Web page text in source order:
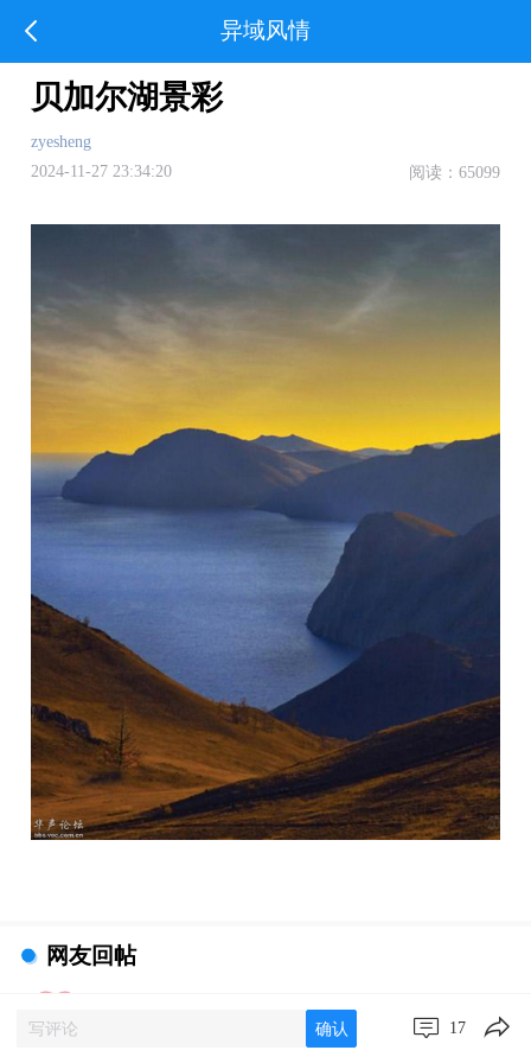
异域风情
贝加尔湖景彩
zyesheng
2024-11-27 23:34:20
阅读：65099
网友回帖
确认 17